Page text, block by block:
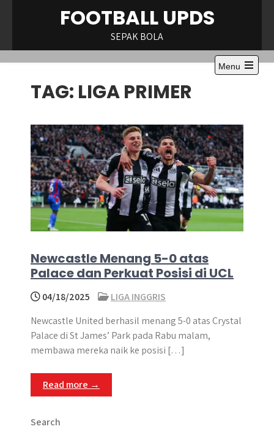
FOOTBALL UPDS
SEPAK BOLA
Menu
Open
TAG: LIGA PRIMER
Newcastle Menang 5-0 atas
Palace dan Perkuat Posisi di UCL
04/18/2025
LIGA INGGRIS
Newcastle United berhasil menang 5-0 atas Crystal
Palace di St James’ Park pada Rabu malam,
membawa mereka naik ke posisi […]
Read more →
Search